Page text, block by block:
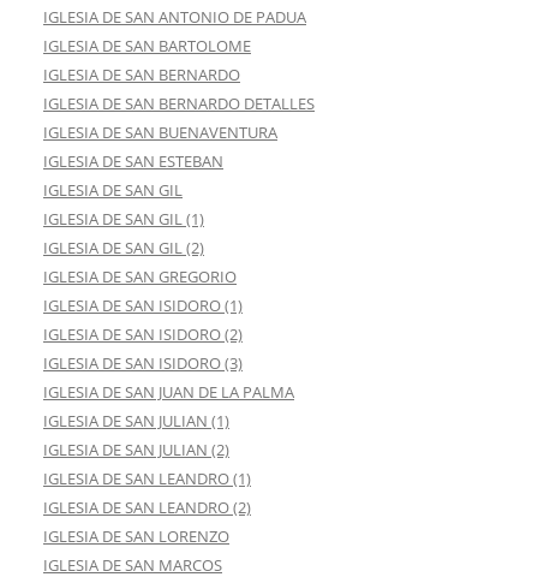
IGLESIA DE SAN ANTONIO DE PADUA
IGLESIA DE SAN BARTOLOME
IGLESIA DE SAN BERNARDO
IGLESIA DE SAN BERNARDO DETALLES
IGLESIA DE SAN BUENAVENTURA
IGLESIA DE SAN ESTEBAN
IGLESIA DE SAN GIL
IGLESIA DE SAN GIL (1)
IGLESIA DE SAN GIL (2)
IGLESIA DE SAN GREGORIO
IGLESIA DE SAN ISIDORO (1)
IGLESIA DE SAN ISIDORO (2)
IGLESIA DE SAN ISIDORO (3)
IGLESIA DE SAN JUAN DE LA PALMA
IGLESIA DE SAN JULIAN (1)
IGLESIA DE SAN JULIAN (2)
IGLESIA DE SAN LEANDRO (1)
IGLESIA DE SAN LEANDRO (2)
IGLESIA DE SAN LORENZO
IGLESIA DE SAN MARCOS